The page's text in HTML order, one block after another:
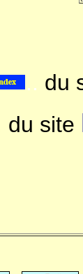
.. du
du site